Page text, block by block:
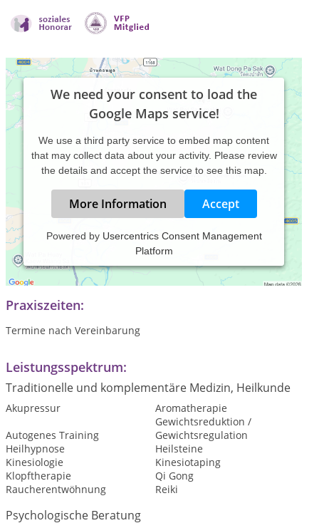
We need your consent to load the
Google Maps service!
We use a third party service to embed map content
that may collect data about your activity. Please review
the details and accept the service to see this map.
More Information Accept
Powered by Usercentrics Consent Management
Platform
Ausbildung * Beratung * Coaching * Training *
Psychotherapie
Praxiszeiten:
Termine nach Vereinbarung
Leistungsspektrum:
Traditionelle und komplementäre Medizin, Heilkunde
Akupressur
Aromatherapie
Autogenes Training
Gewichtsreduktion /
Gewichtsregulation
Heilhypnose
Heilsteine
Kinesiologie
Kinesiotaping
Klopftherapie
Qi Gong
Raucherentwöhnung
Reiki
Psychologische Beratung